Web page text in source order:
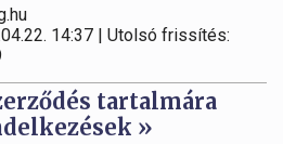
14:37 | Utolsó frissítés:
tartalmára
»